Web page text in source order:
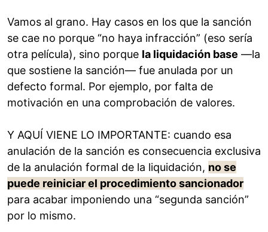
Vamos al grano. Hay casos en los que la sanción
se cae no porque “no haya infracción” (eso sería
otra película), sino porque la liquidación base —la
que sostiene la sanción— fue anulada por un
defecto formal. Por ejemplo, por falta de
motivación en una comprobación de valores.
Y AQUÍ VIENE LO IMPORTANTE: cuando esa
anulación de la sanción es consecuencia exclusiva
de la anulación formal de la liquidación, no se
puede reiniciar el procedimiento sancionador
para acabar imponiendo una “segunda sanción”
por lo mismo.